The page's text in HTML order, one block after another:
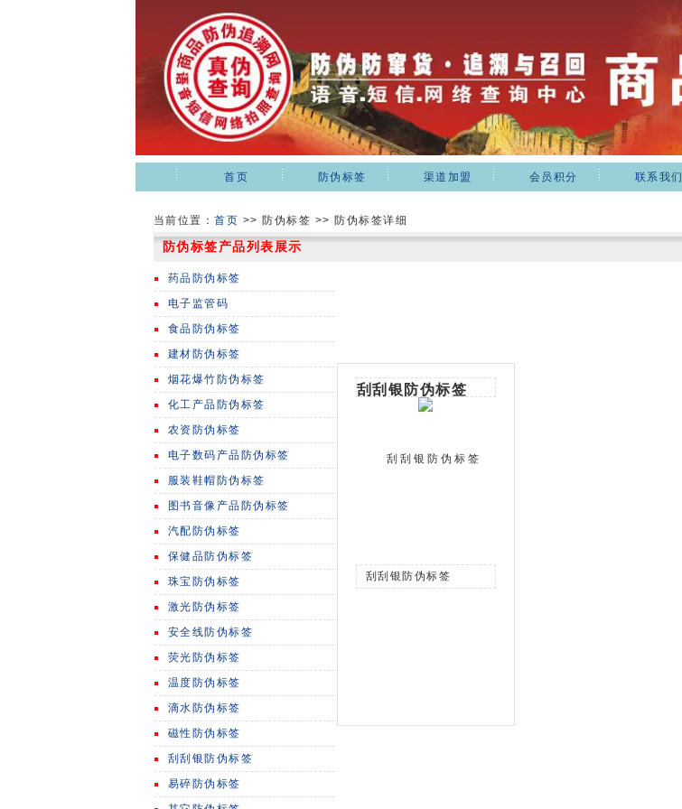
首页 防伪标签 渠道加盟 会员积分 联系我们
当前位置： 首页 >> 防伪标签 >> 防伪标签详细
防伪标签产品列表展示
药品防伪标签
电子监管码
食品防伪标签
建材防伪标签
烟花爆竹防伪标签
化工产品防伪标签
农资防伪标签
电子数码产品防伪标签
服装鞋帽防伪标签
图书音像产品防伪标签
汽配防伪标签
保健品防伪标签
珠宝防伪标签
激光防伪标签
安全线防伪标签
荧光防伪标签
温度防伪标签
滴水防伪标签
磁性防伪标签
刮刮银防伪标签
易碎防伪标签
刮刮银防伪标签
刮刮银防伪标签
刮刮银防伪标签